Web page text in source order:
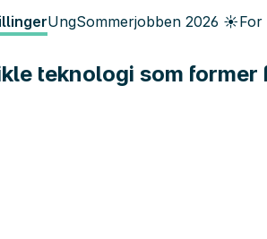
UngSommerjobben 2026 ☀️For
teknologi som